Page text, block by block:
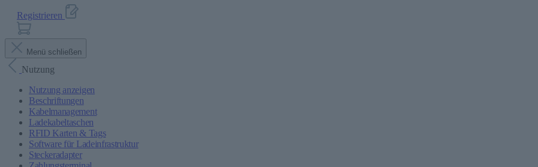
Registrieren
Menü schließen
Nutzung
Nutzung anzeigen
Beschriftungen
Kabelmanagement
Ladekabeltaschen
RFID Karten & Tags
Software für Ladeinfrastruktur
Steckeradapter